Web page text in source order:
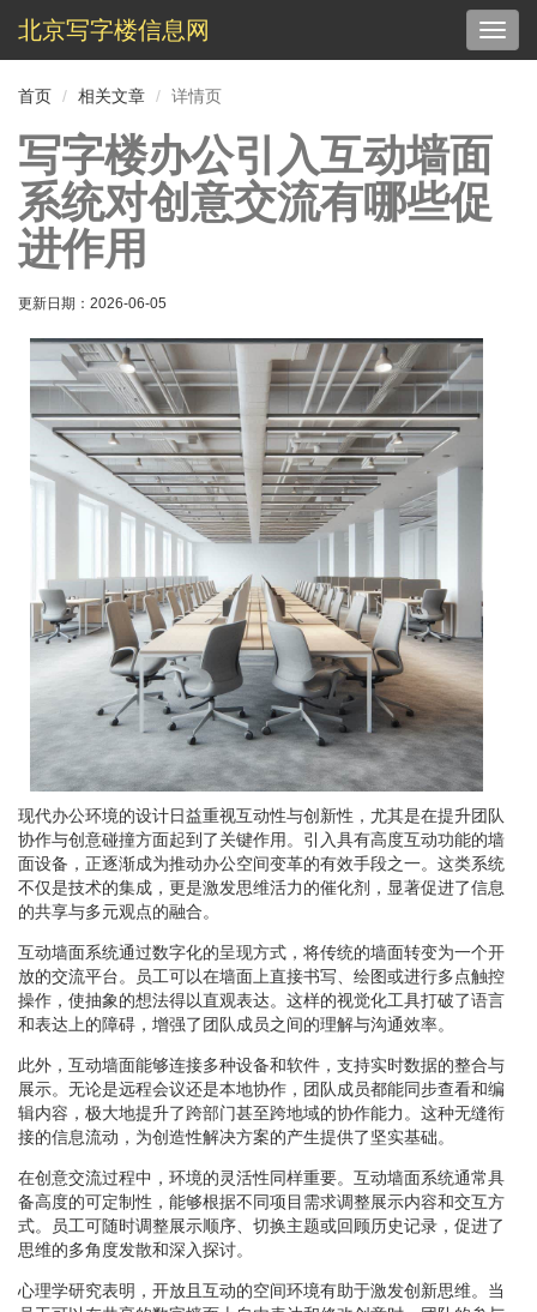
切
换
北京写字楼信息网
首页 相关文章 详情页
写字楼办公引入互动墙面
系统对创意交流有哪些促
进作用
更新日期： 2026-06-05
现代办公环境的设计日益重视互动性与创新性，尤其是在提升团队
协作与创意碰撞方面起到了关键作用。引入具有高度互动功能的墙
面设备，正逐渐成为推动办公空间变革的有效手段之一。这类系统
不仅是技术的集成，更是激发思维活力的催化剂，显著促进了信息
的共享与多元观点的融合。
互动墙面系统通过数字化的呈现方式，将传统的墙面转变为一个开
放的交流平台。员工可以在墙面上直接书写、绘图或进行多点触控
操作，使抽象的想法得以直观表达。这样的视觉化工具打破了语言
和表达上的障碍，增强了团队成员之间的理解与沟通效率。
此外，互动墙面能够连接多种设备和软件，支持实时数据的整合与
展示。无论是远程会议还是本地协作，团队成员都能同步查看和编
辑内容，极大地提升了跨部门甚至跨地域的协作能力。这种无缝衔
接的信息流动，为创造性解决方案的产生提供了坚实基础。
在创意交流过程中，环境的灵活性同样重要。互动墙面系统通常具
备高度的可定制性，能够根据不同项目需求调整展示内容和交互方
式。员工可随时调整展示顺序、切换主题或回顾历史记录，促进了
思维的多角度发散和深入探讨。
心理学研究表明，开放且互动的空间环境有助于激发创新思维。当